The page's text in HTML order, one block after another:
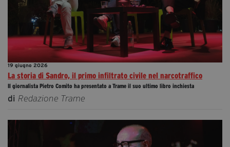
19 giugno 2026
La storia di Sandro, il primo infiltrato civile nel narcotraffico
Il giornalista Pietro Comito ha presentato a Trame il suo ultimo libro inchiesta
di Redazione Trame